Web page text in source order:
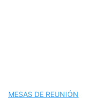
MESAS DE REUNIÓN